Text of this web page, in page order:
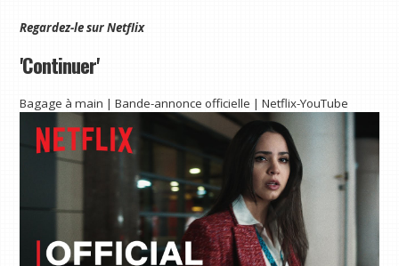
Regardez-le surNetflix
'Continuer'
Bagage à main | Bande-annonce officielle | Netflix-YouTube